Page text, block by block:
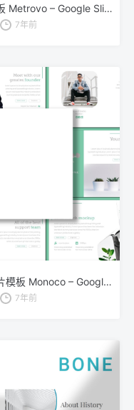
企业简介企业历史谷歌幻灯片设计模板 Metrovo – Google Slides Template
7年前
高端数码产品开发企业简介谷歌幻灯片模板 Monoco – Google Slides Template
7年前